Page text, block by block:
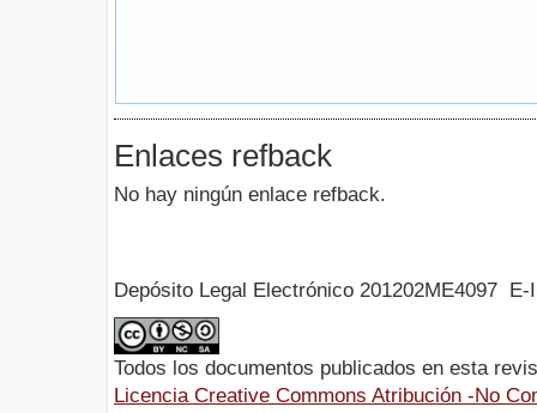
Enlaces refback
No hay ningún enlace refback.
Depósito Legal Electrónico 201202ME4097 E-
Todos los documentos publicados en esta
Licencia Creative Commons Atribución -No